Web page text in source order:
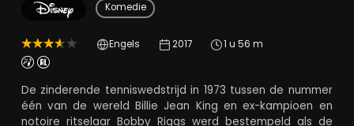
Komedie
Engels 2017 1 u 56 m
De zinderende tenniswedstrijd in 1973 tussen de nummer
één van de wereld Billie Jean King en ex-kampioen en
notoire ritselaar Bobby Riggs werd bestempeld als de